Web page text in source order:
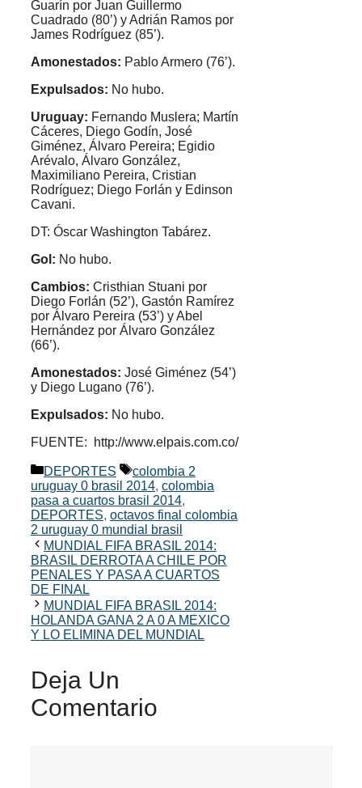
Guarín por Juan Guillermo
Cuadrado (80’) y Adrián Ramos por
James Rodríguez (85’).
Amonestados: Pablo Armero (76’).
Expulsados: No hubo.
Uruguay: Fernando Muslera; Martín
Cáceres, Diego Godín, José
Giménez, Álvaro Pereira; Egidio
Arévalo, Álvaro González,
Maximiliano Pereira, Cristian
Rodríguez; Diego Forlán y Edinson
Cavani.
DT: Óscar Washington Tabárez.
Gol: No hubo.
Cambios: Cristhian Stuani por
Diego Forlán (52’), Gastón Ramírez
por Álvaro Pereira (53’) y Abel
Hernández por Álvaro González
(66’).
Amonestados: José Giménez (54’)
y Diego Lugano (76’).
Expulsados: No hubo.
FUENTE: http://www.elpais.com.co/
Categorías
DEPORTES Etiquetas
colombia 2
uruguay 0 brasil 2014, colombia
pasa a cuartos brasil 2014,
DEPORTES, octavos final colombia
2 uruguay 0 mundial brasil
MUNDIAL FIFA BRASIL 2014:
BRASIL DERROTA A CHILE POR
PENALES Y PASA A CUARTOS
DE FINAL
MUNDIAL FIFA BRASIL 2014:
HOLANDA GANA 2 A 0 A MEXICO
Y LO ELIMINA DEL MUNDIAL
Deja Un
Comentario